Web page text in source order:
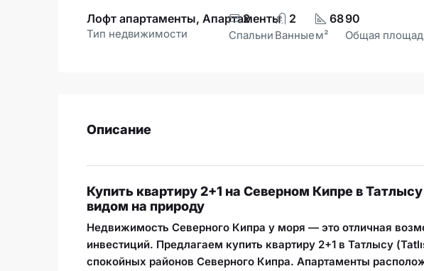
Лофт апартаменты, Апартаменты
Тип недвижимости
2
Спальни
2
Ванные
68
м²
90
Общая
Описание
Купить квартиру 2+1 на Северном Кипре в
видом на природу
Недвижимость Северного Кипра у моря — это отличная
инвестиций. Предлагаем купить квартиру 2+1 в Татлысу
спокойных районов Северного Кипра. Апартаменты